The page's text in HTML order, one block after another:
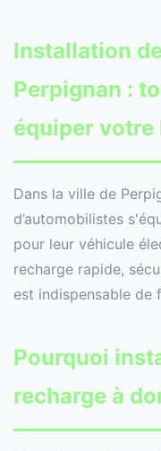
Installation
Perpignan :
équiper votre
Dans la ville de
d’automobilistes
pour leur véhicule
recharge rapide,
est indispensable de
Pourquoi
recharge à